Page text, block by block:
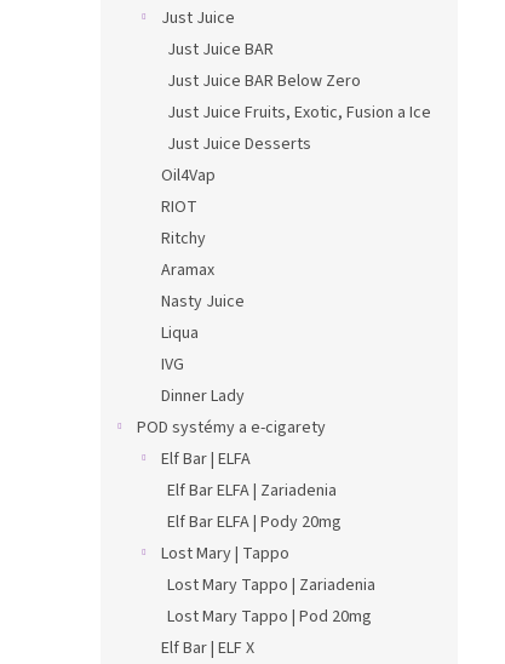
Just Juice
Just Juice BAR
Just Juice BAR Below Zero
Just Juice Fruits, Exotic, Fusion a Ice
Just Juice Desserts
Oil4Vap
RIOT
Ritchy
Aramax
Nasty Juice
Liqua
IVG
Dinner Lady
POD systémy a e-cigarety
Elf Bar | ELFA
Elf Bar ELFA | Zariadenia
Elf Bar ELFA | Pody 20mg
Lost Mary | Tappo
Lost Mary Tappo | Zariadenia
Lost Mary Tappo | Pod 20mg
Elf Bar | ELF X